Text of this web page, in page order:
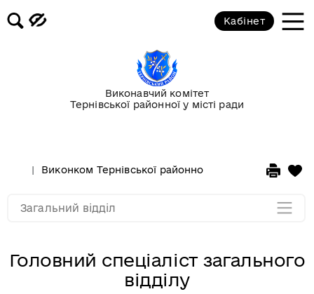
Виконавчий комітет
Тернівської районної у місті ради
Кабінет
Виконком Тернівської районної у місті ради
Головний спеціаліст загального
відділу
Загальний відділ
Завідувач загального відділу
Основні завдання та функції
Мапа розділу